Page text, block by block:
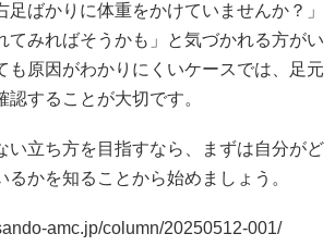
足ばかりに体重をかけていませんか？」
てみればそうかも」と気づかれる方がい
も原因がわかりにくいケースでは、足元
することが大切です。
い立ち方を目指すなら、まずは自分がど
るかを知ることから始めましょう。
amc.jp/column/20250512-001/